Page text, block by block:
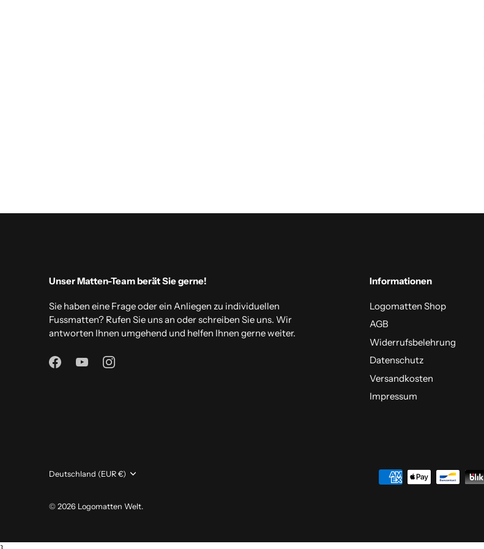
Unser Matten-Team berät Sie gerne!
Sie haben eine Frage oder ein Anliegen zu individuellen
Fussmatten? Rufen Sie uns an oder schreiben Sie uns. Wir
antworten Ihnen umgehend und helfen Ihnen gerne weiter.
Informationen
Logomatten Shop
AGB
Widerrufsbelehrung
Datenschutz
Versandkosten
Impressum
Währung
Deutschland (EUR €)
© 2026 Logomatten Welt.